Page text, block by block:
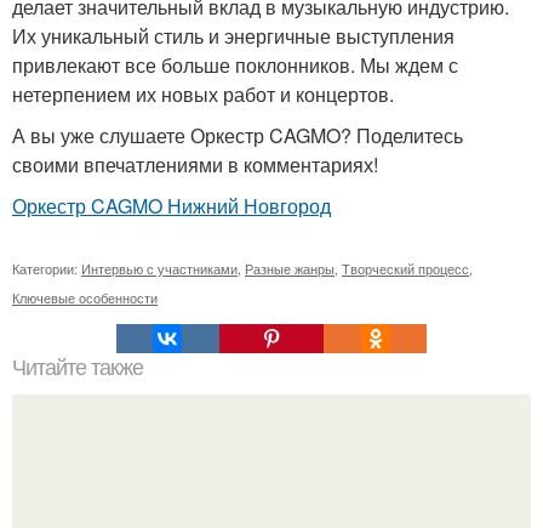
делает значительный вклад в музыкальную индустрию.
Их уникальный стиль и энергичные выступления
привлекают все больше поклонников. Мы ждем с
нетерпением их новых работ и концертов.
А вы уже слушаете Оркестр CAGMO? Поделитесь
своими впечатлениями в комментариях!
Оркестр CAGMO Нижний Новгород
Категории: Интервью с участниками Разные жанры Творческий процесс
Ключевые особенности
Читайте также